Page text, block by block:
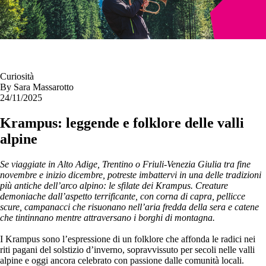
Curiosità
By Sara Massarotto
24/11/2025
Krampus: leggende e folklore delle valli
alpine
Se viaggiate in Alto Adige, Trentino o Friuli-Venezia Giulia tra fine
novembre e inizio dicembre, potreste imbattervi in una delle tradizioni
più antiche dell’arco alpino: le sfilate dei Krampus. Creature
demoniache dall’aspetto terrificante, con corna di capra, pellicce
scure, campanacci che risuonano nell’aria fredda della sera e catene
che tintinnano mentre attraversano i borghi di montagna.
I Krampus sono l’espressione di un folklore che affonda le radici nei
riti pagani del solstizio d’inverno, sopravvissuto per secoli nelle valli
alpine e oggi ancora celebrato con passione dalle comunità locali.